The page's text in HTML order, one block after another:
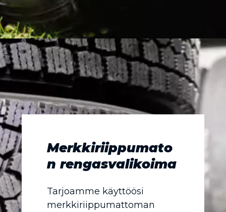
Merkkiriippumato
n rengasvalikoima
Tarjoamme käyttöösi
merkkiriippumattoman